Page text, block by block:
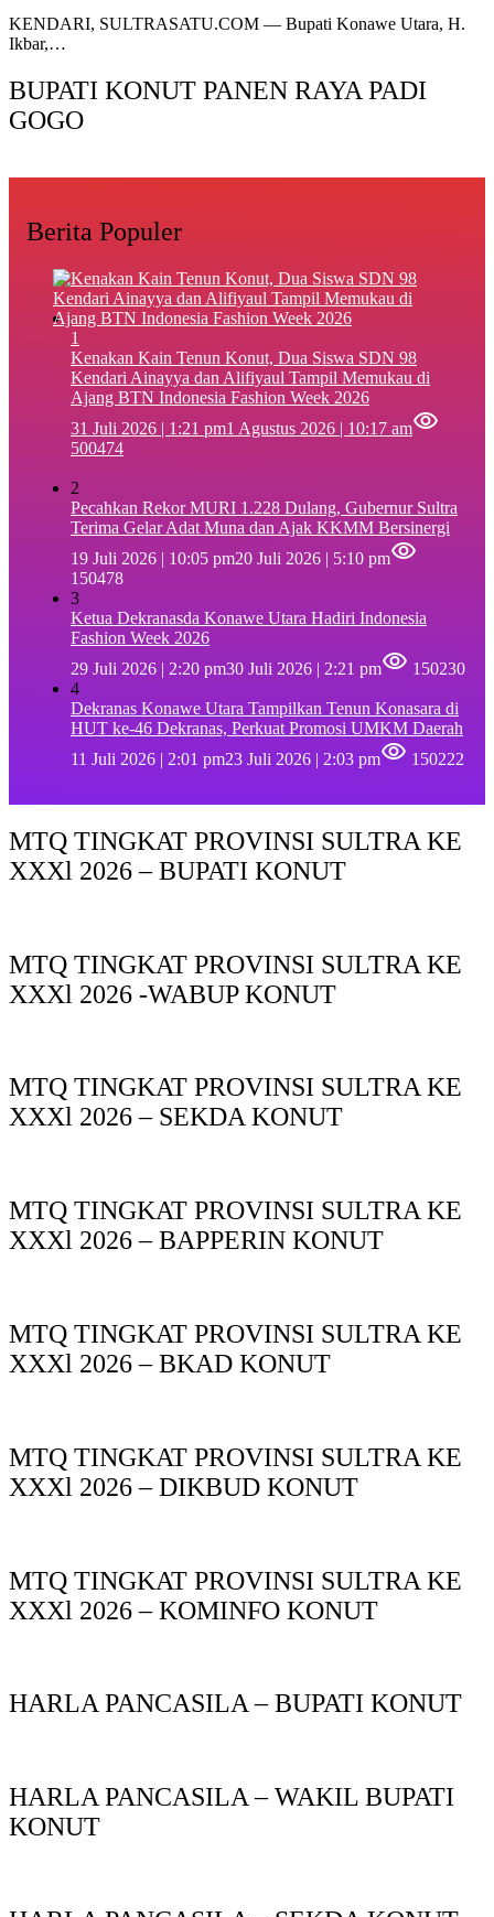
KENDARI, SULTRASATU.COM — Bupati Konawe Utara, H.
Ikbar,…
BUPATI KONUT PANEN RAYA PADI
GOGO
Berita Populer
1
‎Kenakan Kain Tenun Konut, Dua Siswa SDN 98
Kendari Ainayya dan Alifiyaul Tampil Memukau di
Ajang BTN Indonesia Fashion Week 2026
31 Juli 2026 | 1:21 pm1 Agustus 2026 | 10:17 am
500474
2
Pecahkan Rekor MURI 1.228 Dulang, Gubernur Sultra
Terima Gelar Adat Muna dan Ajak KKMM Bersinergi
19 Juli 2026 | 10:05 pm20 Juli 2026 | 5:10 pm
150478
3
Ketua Dekranasda Konawe Utara Hadiri Indonesia
Fashion Week 2026
29 Juli 2026 | 2:20 pm30 Juli 2026 | 2:21 pm
150230
4
Dekranas Konawe Utara Tampilkan Tenun Konasara di
HUT ke-46 Dekranas, Perkuat Promosi UMKM Daerah
11 Juli 2026 | 2:01 pm23 Juli 2026 | 2:03 pm 150222
MTQ TINGKAT PROVINSI SULTRA KE
XXXl 2026 – BUPATI KONUT
MTQ TINGKAT PROVINSI SULTRA KE
XXXl 2026 -WABUP KONUT
MTQ TINGKAT PROVINSI SULTRA KE
XXXl 2026 – SEKDA KONUT
MTQ TINGKAT PROVINSI SULTRA KE
XXXl 2026 – BAPPERIN KONUT
MTQ TINGKAT PROVINSI SULTRA KE
XXXl 2026 – BKAD KONUT
MTQ TINGKAT PROVINSI SULTRA KE
XXXl 2026 – DIKBUD KONUT
MTQ TINGKAT PROVINSI SULTRA KE
XXXl 2026 – KOMINFO KONUT
HARLA PANCASILA – BUPATI KONUT
HARLA PANCASILA – WAKIL BUPATI
KONUT